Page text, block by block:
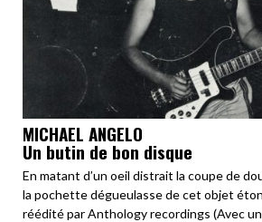
MICHAEL ANGELO
Un butin de bon disque
En matant d’un oeil distrait la coupe de
la pochette dégueulasse de cet objet
réédité par Anthology recordings (Avec